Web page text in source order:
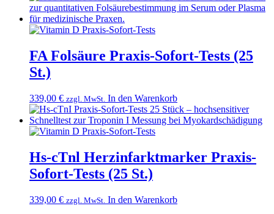
FA Folsäure Praxis-Sofort-Tests (25
St.)
339,00 € zzgl. MwSt. In den Warenkorb
Hs-cTnl Herzinfarktmarker Praxis-
Sofort-Tests (25 St.)
339,00 € zzgl. MwSt. In den Warenkorb